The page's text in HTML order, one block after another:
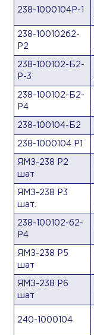
238-1000104Р-1
238-100102б2-
Р2
238-100102-Б2-
Р-3
238-100102-Б2-
Р4
238-100104-Б2
238-1000104 Р1
ЯМЗ-238 Р2
шат
ЯМЗ-238 Р3
шат.
238-100102-б2-
Р4
ЯМЗ-238 Р5
шат
ЯМЗ-238 Р6
шат
240-1000104